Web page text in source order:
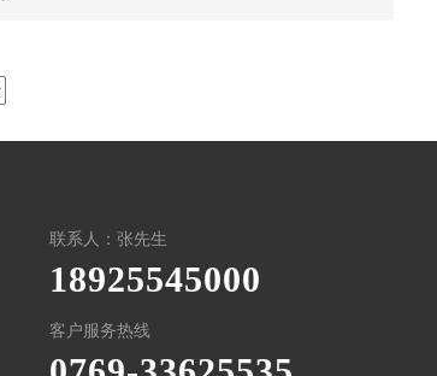
联系人：张先生
18925545000
客户服务热线